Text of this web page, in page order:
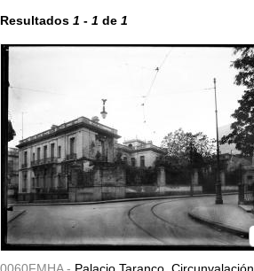
Resultados 1 - 1 de 1